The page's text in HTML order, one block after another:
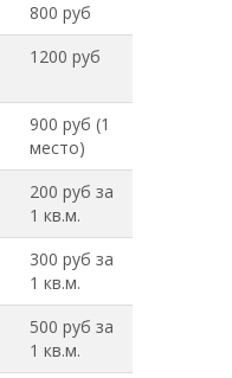
800 руб
1200 руб
900 руб (1
место)
200 руб за
1 кв.м.
300 руб за
1 кв.м.
500 руб за
1 кв.м.